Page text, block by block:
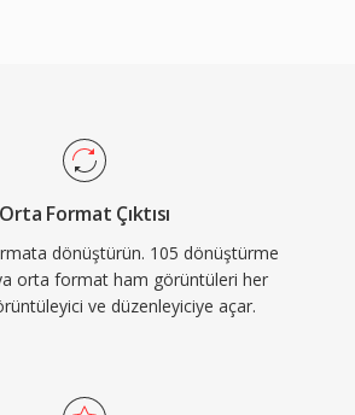
Orta Format Çıktısı
dönüştürün. 105 dönüştürme
orta format ham görüntüleri her
ve düzenleyiciye açar.